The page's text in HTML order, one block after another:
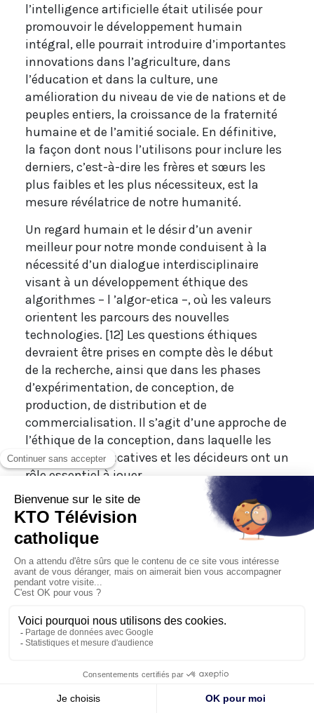
l’intelligence artificielle était utilisée pour
promouvoir le développement humain
intégral, elle pourrait introduire d’importantes
innovations dans l’agriculture, dans
l’éducation et dans la culture, une
amélioration du niveau de vie de nations et de
peuples entiers, la croissance de la fraternité
humaine et de l’amitié sociale. En définitive,
la façon dont nous l’utilisons pour inclure les
derniers, c’est-à-dire les frères et sœurs les
plus faibles et les plus nécessiteux, est la
mesure révélatrice de notre humanité.
Un regard humain et le désir d’un avenir
meilleur pour notre monde conduisent à la
nécessité d’un dialogue interdisciplinaire
visant à un développement éthique des
algorithmes – l ’algor-etica –, où les valeurs
orientent les parcours des nouvelles
technologies. [12] Les questions éthiques
devraient être prises en compte dès le début
de la recherche, ainsi que dans les phases
d’expérimentation, de conception, de
production, de distribution et de
commercialisation. Il s’agit d’une approche de
l’éthique de la conception, dans laquelle les
institutions éducatives et les décideurs ont un
rôle essentiel à jouer.
7. Défis pour l’éducation
Le développement d’une technologie qui
respecte et serve la dignité humaine a des
implications claires pour les institutions
éducatives et pour le monde de la culture. En
multipliant les possibilités de
communication, les technologies numériques
nous ont permis de nous rencontrer de
manière nouvelle. Toutefois, une réflexion
constante reste nécessaire sur le type de
Les jeunes grandissent dans des